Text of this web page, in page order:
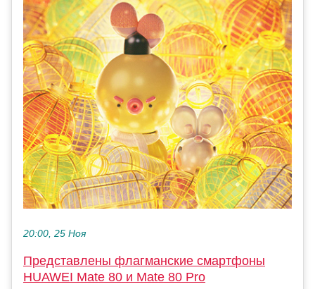
20:00, 25 Ноя
Представлены флагманские смартфоны
HUAWEI Mate 80 и Mate 80 Pro